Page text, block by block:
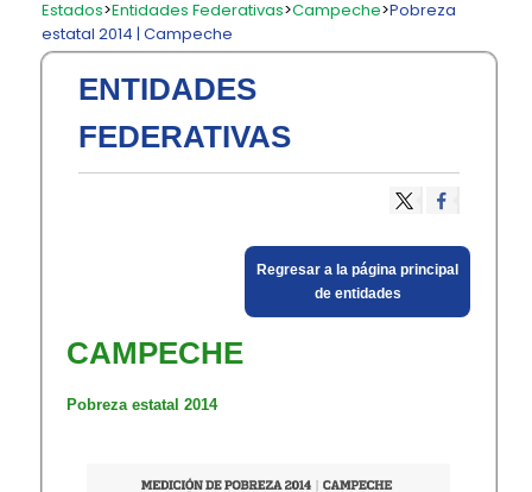
Estados>Entidades Federativas>Campeche>Pobreza
estatal 2014 | Campeche
ENTIDADES
FEDERATIVAS
​Regresar a la página principal
de entidades​
​CAMPECHE
Pobreza estatal 2014​